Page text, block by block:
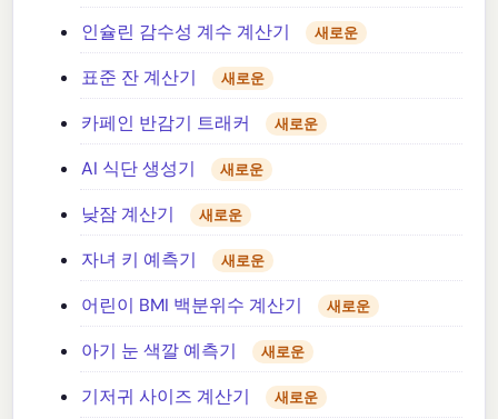
인슐린 감수성 계수 계산기 새로운
표준 잔 계산기 새로운
카페인 반감기 트래커 새로운
AI 식단 생성기 새로운
낮잠 계산기 새로운
자녀 키 예측기 새로운
어린이 BMI 백분위수 계산기 새로운
아기 눈 색깔 예측기 새로운
기저귀 사이즈 계산기 새로운